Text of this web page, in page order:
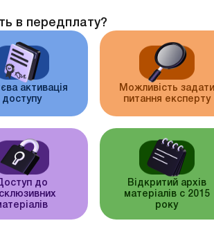
в передплату?
активація
доступу
Можливість задати
питання експерту
до
Відкритий архів
матеріалів c 2015
року